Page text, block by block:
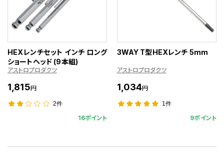
HEXレンチセット インチ ロング
ショートヘッド (9本組)
アストロプロダクツ
1,815円
2件
16ポイント
3WAY T型HEXレンチ 5mm
アストロプロダクツ
1,034円
1件
9ポイント